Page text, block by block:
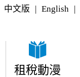
中文版 | English |
租稅動漫